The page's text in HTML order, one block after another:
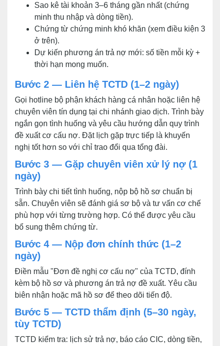
Sao kê tài khoản 3–6 tháng gần nhất (chứng
minh thu nhập và dòng tiền).
Chứng từ chứng minh khó khăn (xem điều kiện 3
ở trên).
Dự kiến phương án trả nợ mới: số tiền mỗi kỳ +
thời hạn mong muốn.
Bước 2 — Liên hệ TCTD (1–2 ngày)
Gọi hotline bộ phận khách hàng cá nhân hoặc liên hệ
chuyên viên tín dụng tại chi nhánh giao dịch. Trình bày
ngắn gọn tình huống và yêu cầu hướng dẫn quy trình
đề xuất cơ cấu nợ. Đặt lịch gặp trực tiếp là khuyến
nghị tốt hơn so với chỉ trao đổi qua tổng đài.
Bước 3 — Gặp chuyên viên xử lý nợ (1
ngày)
Trình bày chi tiết tình huống, nộp bộ hồ sơ chuẩn bị
sẵn. Chuyên viên sẽ đánh giá sơ bộ và tư vấn cơ chế
phù hợp với từng trường hợp. Có thể được yêu cầu
bổ sung thêm chứng từ.
Bước 4 — Nộp đơn chính thức (1–2
ngày)
Điền mẫu "Đơn đề nghị cơ cấu nợ" của TCTD, đính
kèm bộ hồ sơ và phương án trả nợ đề xuất. Yêu cầu
biên nhận hoặc mã hồ sơ để theo dõi tiến độ.
Bước 5 — TCTD thẩm định (5–30 ngày,
tùy TCTD)
TCTD kiểm tra: lịch sử trả nợ, báo cáo CIC, dòng tiền,